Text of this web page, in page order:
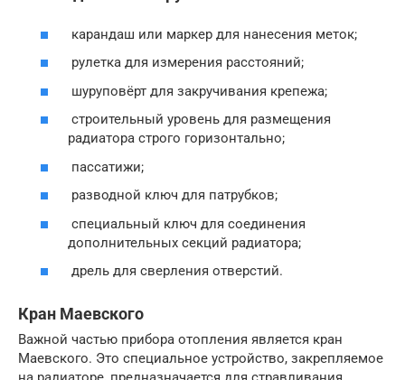
карандаш или маркер для нанесения меток;
рулетка для измерения расстояний;
шуруповёрт для закручивания крепежа;
строительный уровень для размещения
радиатора строго горизонтально;
пассатижи;
разводной ключ для патрубков;
специальный ключ для соединения
дополнительных секций радиатора;
дрель для сверления отверстий.
Кран Маевского
Важной частью прибора отопления является кран
Маевского. Это специальное устройство, закрепляемое